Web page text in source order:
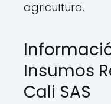
agricultura.
Insumos
Cali SAS